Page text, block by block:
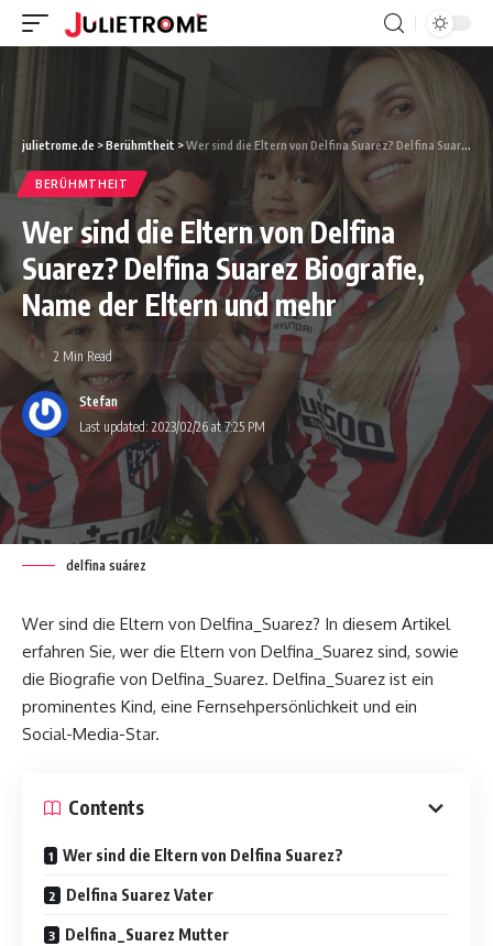
julietrome.de >Berühmtheit >Wer sind die Eltern von Delfina Suarez? Delfina Suarez Biografie, Name der Eltern und mehr
BERÜHMTHEIT
Wer sind die Eltern von Delfina
Suarez? Delfina Suarez Biografie,
Name der Eltern und mehr
Last updated: 2023/02/26 at 7:25 PM
Stefan
2 Min Read
delfina suárez
Wer sind die Eltern von Delfina_Suarez? In diesem Artikel
erfahren Sie, wer die Eltern von Delfina_Suarez sind, sowie
die Biografie von Delfina_Suarez. Delfina_Suarez ist ein
prominentes Kind, eine Fernsehpersönlichkeit und ein
Social-Media-Star.
Contents
Wer sind die Eltern von Delfina Suarez?
Delfina Suarez Vater
Delfina_Suarez Mutter